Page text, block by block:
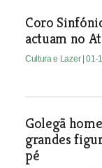
Coro
actuam no
Cultura e Lazer |
Golegã
grandes
pé